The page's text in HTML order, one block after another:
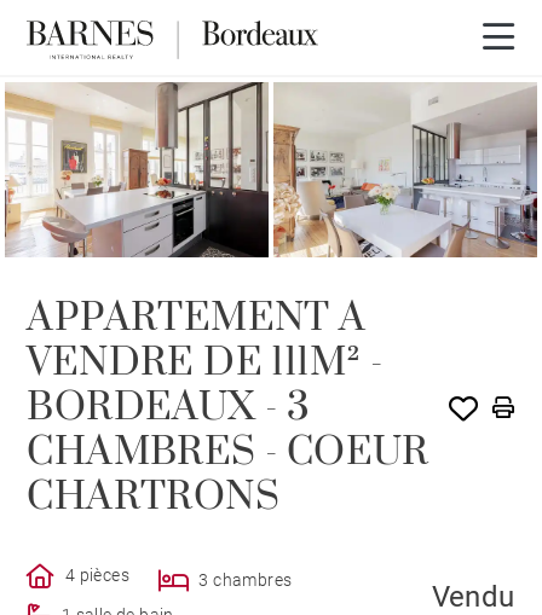
VENDU PAR BARNES
APPARTEMENT A
VENDRE DE 111M² -
BORDEAUX - 3
CHAMBRES - COEUR
CHARTRONS
4 pièces
3 chambres
Vendu